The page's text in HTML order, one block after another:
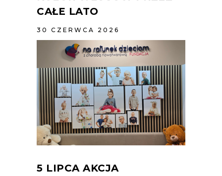
CAŁE LATO
30 CZERWCA 2026
5 LIPCA AKCJA